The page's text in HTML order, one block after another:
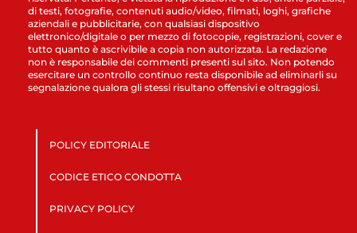
di testi, fotografie, contenuti audio/video, filmati, loghi, grafiche
aziendali e pubblicitarie, con qualsiasi dispositivo
elettronico/digitale o per mezzo di fotocopie, registrazioni, cover e
tutto quanto è ascrivibile a copia non autorizzata. La redazione
non è responsabile dei commenti presenti sul sito. Non potendo
esercitare un controllo continuo resta disponibile ad eliminarli su
segnalazione qualora gli stessi risultano offensivi e oltraggiosi.
POLICY EDITORIALE
CODICE ETICO CONDOTTA
PRIVACY POLICY